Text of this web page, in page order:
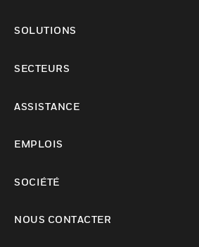
SOLUTIONS
SECTEURS
ASSISTANCE
EMPLOIS
SOCIÉTÉ
NOUS CONTACTER